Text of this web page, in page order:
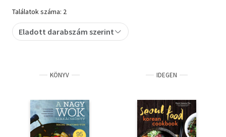
Művészet
Szakkönyv
Tankönyv, segédkönyv
Társadalomtudomány
Természettudomány
Találatok száma: 2
Eladott darabszám szerint
KÖNYV IDEGEN